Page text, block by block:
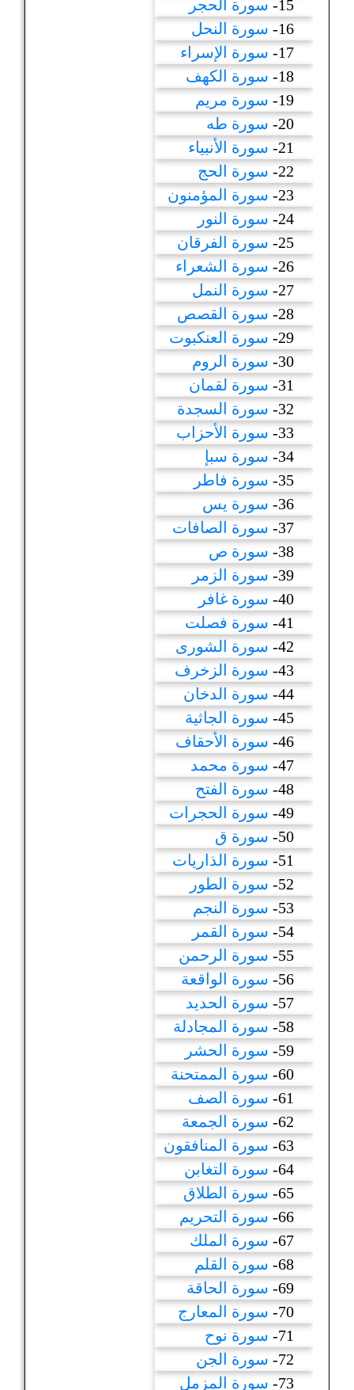
15-
سورة الحجر
16-
سورة النحل
17-
سورة الإسراء
18-
سورة الكهف
19-
سورة مريم
20-
سورة طه
21-
سورة الأنبياء
22-
سورة الحج
23-
سورة المؤمنون
24-
سورة النور
25-
سورة الفرقان
26-
سورة الشعراء
27-
سورة النمل
28-
سورة القصص
29-
سورة العنكبوت
30-
سورة الروم
31-
سورة لقمان
32-
سورة السجدة
33-
سورة الأحزاب
34-
سورة سبإ
35-
سورة فاطر
36-
سورة يس
37-
سورة الصافات
38-
سورة ص
39-
سورة الزمر
40- سورة غافر
41- سورة فصلت
42- سورة الشورى
43- سورة الزخرف
44- سورة الدخان
45- سورة الجاثية
46- سورة الأحقاف
47- سورة محمد
48- سورة الفتح
49- سورة الحجرات
50-
سورة ق
51-
سورة الذاريات
52-
سورة الطور
53-
سورة النجم
54-
سورة القمر
55-
سورة الرحمن
56-
سورة الواقعة
57-
سورة الحديد
58-
سورة المجادلة
59-
سورة الحشر
60- سورة الممتحنة
61- سورة الصف
62- سورة الجمعة
63- سورة المنافقون
64- سورة التغابن
65- سورة الطلاق
66- سورة التحريم
67- سورة الملك
68- سورة القلم
69- سورة الحاقة
70-
سورة المعارج
71-
سورة نوح
72-
سورة الجن
73-
سورة المزمل